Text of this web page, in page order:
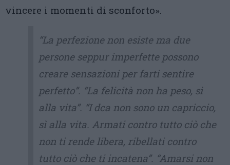
vincere i momenti di sconforto».
“La perfezione non esiste ma due
persone seppur imperfette possono
creare sensazioni per farti sentire
perfetto”. “La felicità non ha peso, sì
alla vita”. “I dca non sono un capriccio,
sì alla vita. Armati contro tutto ciò che
non ti rende libera, ribellati contro
tutto ciò che ti incatena”. “Amarsi non